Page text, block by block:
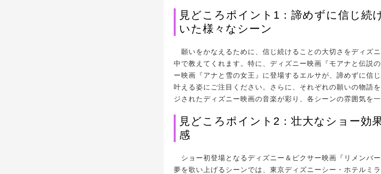
見どころポイント1：諦めずに信じ続
いた様々なシーン
願いをかなえるために、信じ続けることの大切さをディズ
中で教えてくれます。特に、ディズニー映画『モアナと伝説
ー映画『アナと雪の女王』に登場するエルサが、諦めずに信
叶える姿にご注目ください。さらに、それぞれの願いの物語
ジされたディズニー映画の音楽が彩り、各シーンの雰囲気を一
見どころポイント2：壮大なショー効
感
ショー初登場となるディズニー＆ピクサー映画『リメンバ
夢を歌い上げるシーンでは、東京ディズニーシー・ホテルミ